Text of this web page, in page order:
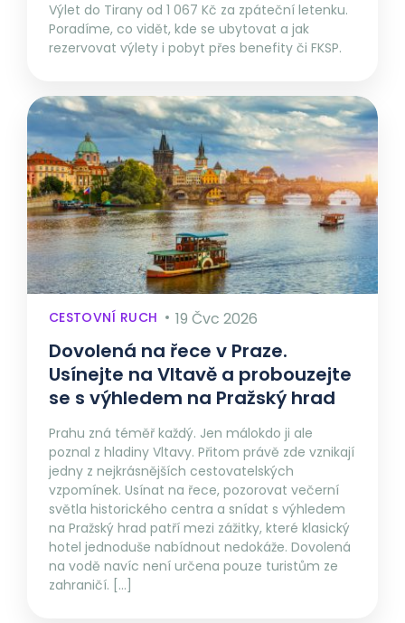
Výlet do Tirany od 1 067 Kč za zpáteční letenku.
Poradíme, co vidět, kde se ubytovat a jak
rezervovat výlety i pobyt přes benefity či FKSP.
CESTOVNÍ RUCH 19 Čvc 2026
Dovolená na řece v Praze.
Usínejte na Vltavě a probouzejte
se s výhledem na Pražský hrad
Prahu zná téměř každý. Jen málokdo ji ale
poznal z hladiny Vltavy. Přitom právě zde vznikají
jedny z nejkrásnějších cestovatelských
vzpomínek. Usínat na řece, pozorovat večerní
světla historického centra a snídat s výhledem
na Pražský hrad patří mezi zážitky, které klasický
hotel jednoduše nabídnout nedokáže. Dovolená
na vodě navíc není určena pouze turistům ze
zahraničí. […]